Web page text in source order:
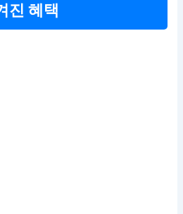
진 혜택